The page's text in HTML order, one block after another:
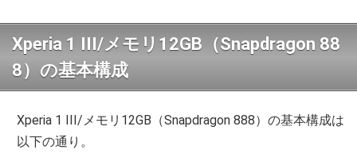
Xperia 1 III/メモリ12GB（Snapdragon 88
8）の基本構成
Xperia 1 III/メモリ12GB（Snapdragon 888）の基本構成は
以下の通り。